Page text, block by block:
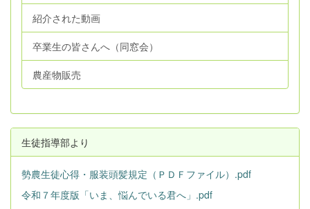
紹介された動画
卒業生の皆さんへ（同窓会）
農産物販売
生徒指導部より
勢農生徒心得・服装頭髪規定（ＰＤＦファイル）.pdf
令和７年度版「いま、悩んでいる君へ」.pdf